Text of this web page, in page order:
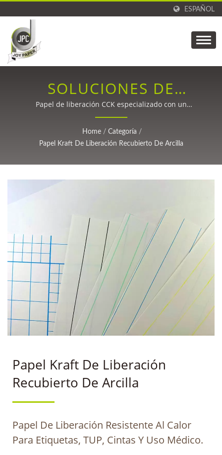
ESPAÑOL
SOLUCIONES DE
LIBERACIÓN DE KRAFT
RECUBIERTAS DE
ARCILLA PREMIUM.
Papel de liberación CCK especializado con un
rendimiento superior para aplicaciones de fibra de
carbono, procesamiento de TPU y embalaje.
Home / Categoría /
Papel Kraft De Liberación Recubierto De Arcilla
Papel Kraft De Liberación
Recubierto De Arcilla
Papel De Liberación Resistente Al Calor
Para Etiquetas, TUP, Cintas Y Uso Médico.